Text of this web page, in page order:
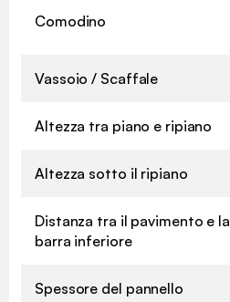
Comodino
Vassoio / Scaffale
Altezza tra piano e ripiano
Altezza sotto il ripiano
Distanza tra il pavimento e la
barra inferiore
Spessore del pannello